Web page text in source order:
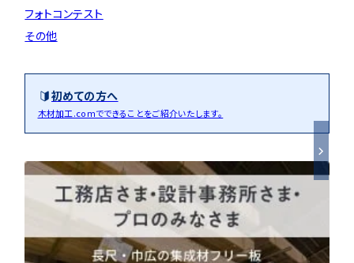
フォトコンテスト
その他
初めての方へ
木材加工.comでできることをご紹介いたします。